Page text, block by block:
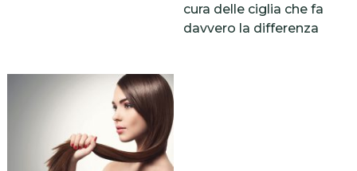
cura delle ciglia che fa
davvero la differenza